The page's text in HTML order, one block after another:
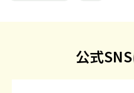
公式